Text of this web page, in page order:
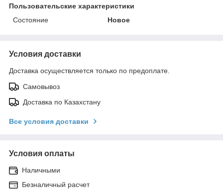
Пользовательские характеристики
Состояние
Новое
Условия доставки
Доставка осуществляется только по предоплате.
Самовывоз
Доставка по Казахстану
Все условия доставки
Условия оплаты
Наличными
Безналичный расчет